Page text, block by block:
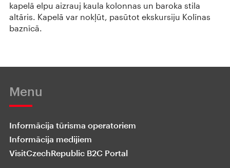
kapelā elpu aizrauj kaula kolonnas un baroka stila
altāris. Kapelā var nokļūt, pasūtot ekskursiju Kolīnas
baznīcā.
Menu
Informācija tūrisma operatoriem
Informācija medijiem
VisitCzechRepublic B2C Portal